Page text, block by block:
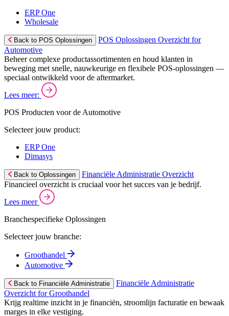
ERP One
Wholesale
Back to POS Oplossingen
POS Oplossingen Overzicht for
Automotive
Beheer complexe productassortimenten en houd klanten in
beweging met snelle, nauwkeurige en flexibele POS-oplossingen —
speciaal ontwikkeld voor de aftermarket.
Lees meer:
POS Producten voor de Automotive
Selecteer jouw product:
ERP One
Dimasys
Back to Oplossingen
Financiële Administratie Overzicht
Financieel overzicht is cruciaal voor het succes van je bedrijf.
Lees meer
Branchespecifieke Oplossingen
Selecteer jouw branche:
Groothandel
Automotive
Back to Financiële Administratie
Financiële Administratie
Overzicht for Groothandel
Krijg realtime inzicht in je financiën, stroomlijn facturatie en bewaak
marges in elke vestiging.